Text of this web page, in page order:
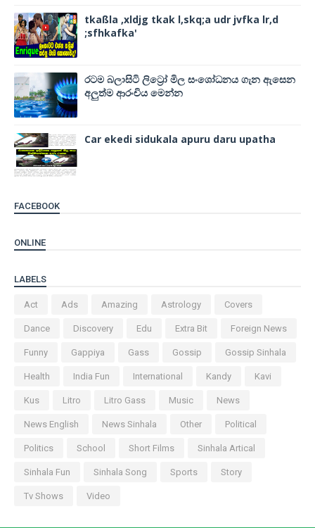
tkaßla ,xldjg tkak l,skq;a udr jvfka lr,d
;sfhkafka'
රටම බලාසිටි ලිට්‍රෝ මිල සංශෝධනය ගැන ඇසෙන
අලුත්ම ආරංචිය මෙන්න
Car ekedi sidukala apuru daru upatha
FACEBOOK
ONLINE
LABELS
Act Ads Amazing Astrology Covers
Dance Discovery Edu Extra Bit Foreign News
Funny Gappiya Gass Gossip Gossip Sinhala
Health India Fun International Kandy Kavi
Kus Litro Litro Gass Music News
News English News Sinhala Other Political
Politics School Short Films Sinhala Artical
Sinhala Fun Sinhala Song Sports Story
Tv Shows Video